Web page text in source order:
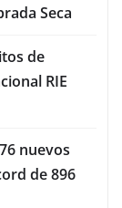
Seca
de
RIE
nuevos
de 896